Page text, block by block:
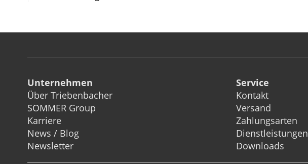
Unternehmen
Über Triebenbacher
SOMMER Group
Karriere
News / Blog
Newsletter
Service
Kontakt
Versand
Zahlungsarten
Dienstleistungen
Downloads